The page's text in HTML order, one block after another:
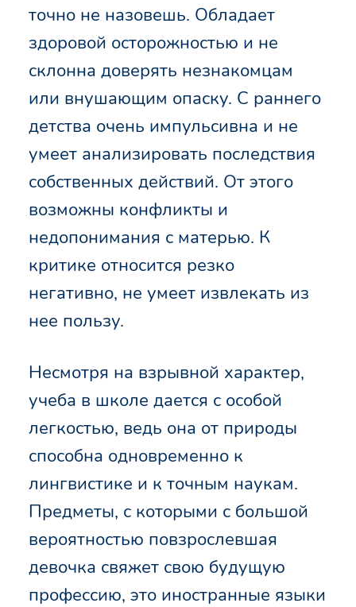
точно не назовешь. Обладает
здоровой осторожностью и не
склонна доверять незнакомцам
или внушающим опаску. С раннего
детства очень импульсивна и не
умеет анализировать последствия
собственных действий. От этого
возможны конфликты и
недопонимания с матерью. К
критике относится резко
негативно, не умеет извлекать из
нее пользу.
Несмотря на взрывной характер,
учеба в школе дается с особой
легкостью, ведь она от природы
способна одновременно к
лингвистике и к точным наукам.
Предметы, с которыми с большой
вероятностью повзрослевшая
девочка свяжет свою будущую
профессию, это иностранные языки